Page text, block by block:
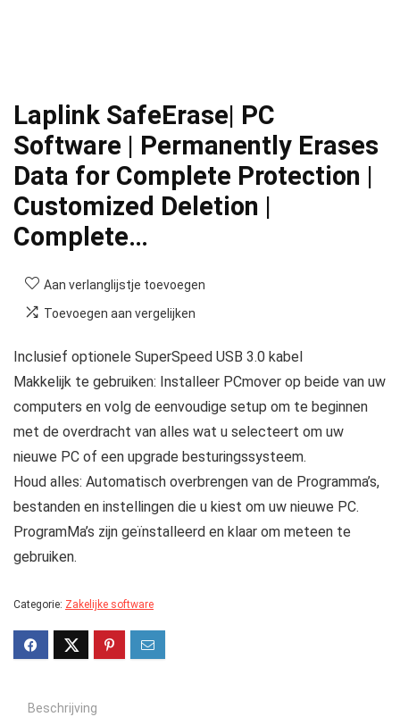
Laplink SafeErase| PC
Software | Permanently Erases
Data for Complete Protection |
Customized Deletion |
Complete…
Aan verlanglijstje toevoegen
Toevoegen aan vergelijken
Inclusief optionele SuperSpeed USB 3.0 kabel
Makkelijk te gebruiken: Installeer PCmover op beide van uw
computers en volg de eenvoudige setup om te beginnen
met de overdracht van alles wat u selecteert om uw
nieuwe PC of een upgrade besturingssysteem.
Houd alles: Automatisch overbrengen van de Programma’s,
bestanden en instellingen die u kiest om uw nieuwe PC.
ProgramMa’s zijn geïnstalleerd en klaar om meteen te
gebruiken.
Categorie: Zakelijke software
Beschrijving